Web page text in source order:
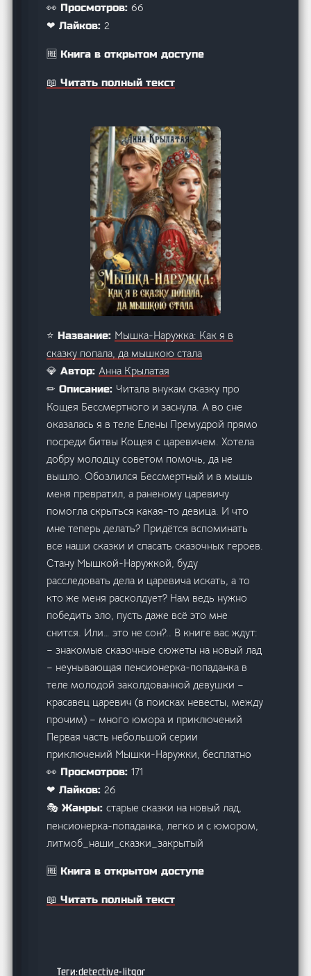
👀 Просмотров:66
❤ Лайков:2
🆓 Книга в открытом доступе
📖 Читать полный текст
⭐ Название: Мышка-Наружка: Как я в
сказку попала, да мышкою стала
💎 Автор:Анна Крылатая
✏ Описание: Читала внукам сказку про
Кощея Бессмертного и заснула. А во сне
оказалась я в теле Елены Премудрой прямо
посреди битвы Кощея с царевичем. Хотела
добру молодцу советом помочь, да не
вышло. Обозлился Бессмертный и в мышь
меня превратил, а раненому царевичу
помогла скрыться какая-то девица. И что
мне теперь делать? Придётся вспоминать
все наши сказки и спасать сказочных героев.
Стану Мышкой-Наружкой, буду
расследовать дела и царевича искать, а то
кто же меня расколдует? Нам ведь нужно
победить зло, пусть даже всё это мне
снится. Или… это не сон?.. В книге вас ждут:
– знакомые сказочные сюжеты на новый лад
– неунывающая пенсионерка-попаданка в
теле молодой заколдованной девушки –
красавец царевич (в поисках невесты, между
прочим) – много юмора и приключений
Первая часть небольшой серии
приключений Мышки-Наружки, бесплатно
👀 Просмотров:171
❤ Лайков:26
🎭 Жанры:старые сказки на новый лад,
пенсионерка-попаданка, легко и с юмором,
литмоб_наши_сказки_закрытый
🆓 Книга в открытом доступе
📖 Читать полный текст
detective-litgor